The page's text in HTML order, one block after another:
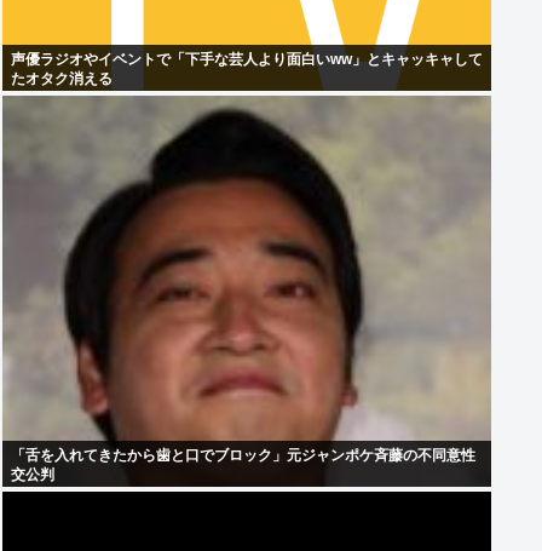
声優ラジオやイベントで「下手な芸人より面白いww」とキャッキャして
たオタク消える
「舌を入れてきたから歯と口でブロック」元ジャンポケ斉藤の不同意性
交公判